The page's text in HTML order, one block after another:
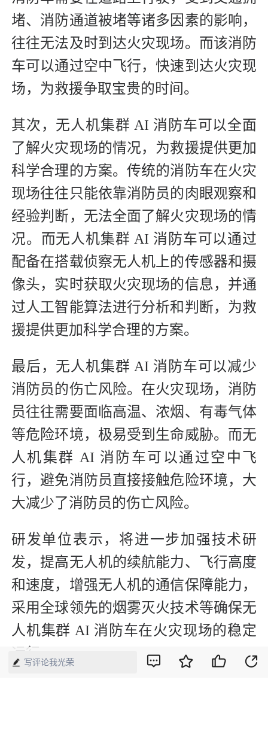
堵、消防通道被堵等诸多因素的影响，
往往无法及时到达火灾现场。而该消防
车可以通过空中飞行，快速到达火灾现
场，为救援争取宝贵的时间。
其次，无人机集群 AI 消防车可以全面
了解火灾现场的情况，为救援提供更加
科学合理的方案。传统的消防车在火灾
现场往往只能依靠消防员的肉眼观察和
经验判断，无法全面了解火灾现场的情
况。而无人机集群 AI 消防车可以通过
配备在搭载侦察无人机上的传感器和摄
像头，实时获取火灾现场的信息，并通
过人工智能算法进行分析和判断，为救
援提供更加科学合理的方案。
最后，无人机集群 AI 消防车可以减少
消防员的伤亡风险。在火灾现场，消防
员往往需要面临高温、浓烟、有毒气体
等危险环境，极易受到生命威胁。而无
人机集群 AI 消防车可以通过空中飞
行，避免消防员直接接触危险环境，大
大减少了消防员的伤亡风险。
研发单位表示，将进一步加强技术研
发，提高无人机的续航能力、飞行高度
和速度，增强无人机的通信保障能力，
采用全球领先的烟雾灭火技术等确保无
人机集群 AI 消防车在火灾现场的稳定
写评论我光荣